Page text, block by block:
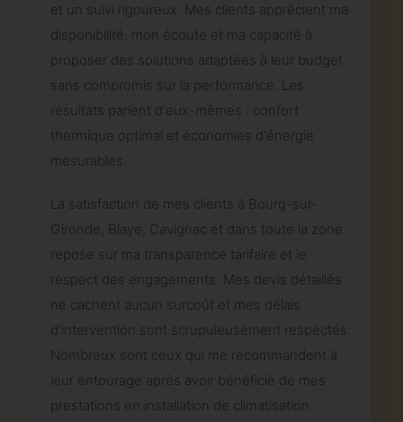
et un suivi rigoureux. Mes clients apprécient ma
disponibilité, mon écoute et ma capacité à
proposer des solutions adaptées à leur budget
sans compromis sur la performance. Les
résultats parlent d'eux-mêmes : confort
thermique optimal et économies d'énergie
mesurables.
La satisfaction de mes clients à Bourg-sur-
Gironde, Blaye, Cavignac et dans toute la zone
repose sur ma transparence tarifaire et le
respect des engagements. Mes devis détaillés
ne cachent aucun surcoût et mes délais
d'intervention sont scrupuleusement respectés.
Nombreux sont ceux qui me recommandent à
leur entourage après avoir bénéficié de mes
prestations en installation de climatisation.